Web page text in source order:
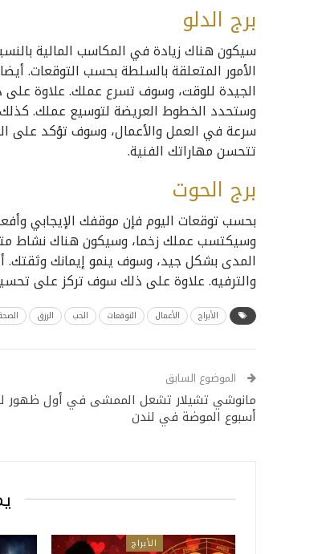
برج الدلو
سيكون هناك زيادة في المكاسب المالية
الأمور المتعلقة بالسلطة بحسب التوقعات.
الجيدة للوقت، وسوف تسرع عملك. علاوة
وستحدد الخطوط العريضة لتوسيع عملك.
سرعة في العمل والأعمال، وسوف تؤكد على
تتحسن مهاراتك الفنية.
برج الحوت
بحسب توقعات اليوم فإن موقفك الإيجابي
وسيكتسب عملك زخما، وسيكون هناك نشاط
المدى بشكل جيد، وسوف ينمو إيمانك
والترفيه. علاوة على ذلك سوف تركز على
الأبراج الأعمال التوقعات الحب الرزق
الموضوع السابق
مانوشي تشيلار تشعل الممشى في أول ظهور
أسبوع الموضة في لندن
الأبراج